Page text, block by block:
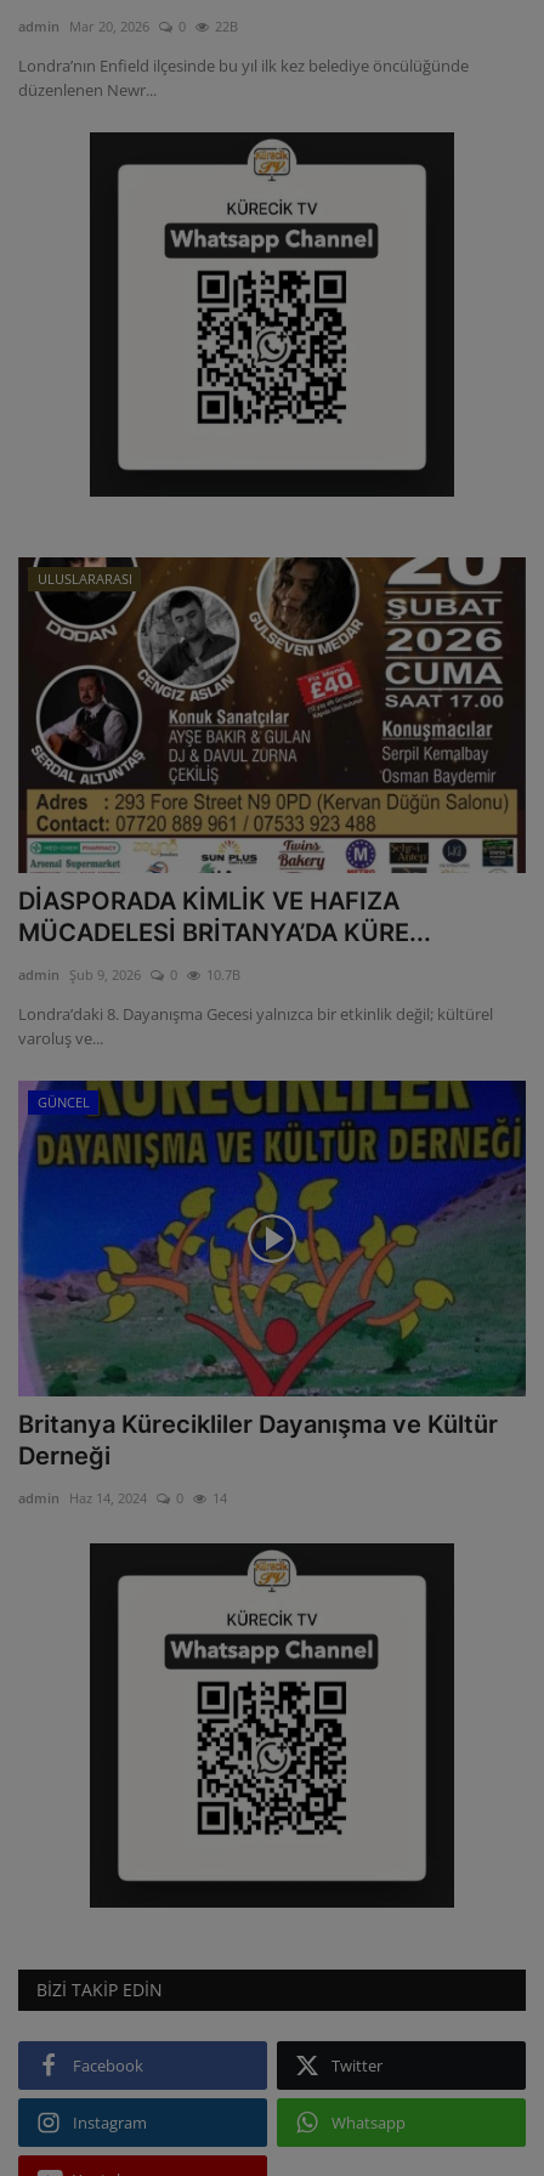
admin Mar 20, 2026 0 22B
Londra’nın Enfield ilçesinde bu yıl ilk kez belediye öncülüğünde
düzenlenen Newr...
ULUSLARARASI
DİASPORADA KİMLİK VE HAFIZA
MÜCADELESİ BRİTANYA’DA KÜRE...
admin Şub 9, 2026 0 10.7B
Londra’daki 8. Dayanışma Gecesi yalnızca bir etkinlik değil; kültürel
varoluş ve...
GÜNCEL
Britanya Kürecikliler Dayanışma ve Kültür
Derneği
admin Haz 14, 2024 0 14
BIZI TAKIP EDIN
Facebook Twitter
Instagram Whatsapp